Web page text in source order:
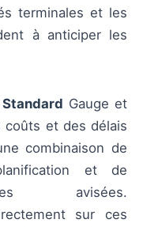
terminales et les
à anticiper les
Standard Gauge et
coûts et des délais
combinaison de
et de
avisées.
sur ces